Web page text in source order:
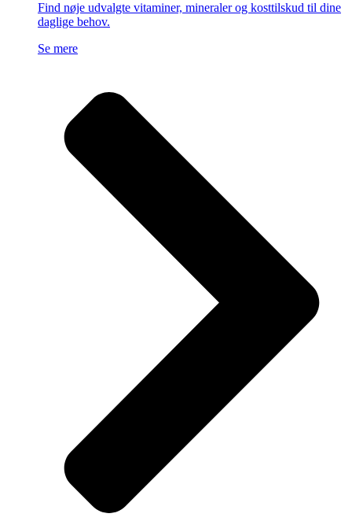
Find nøje udvalgte vitaminer, mineraler og kosttilskud til dine
daglige behov.
Se mere